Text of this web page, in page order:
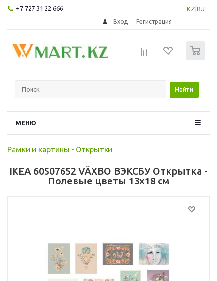
+7 727 31 22 666 KZ RU
Вход Регистрация
Найти
МЕНЮ
Рамки и картины - Открытки
IKEA 60507652 VÄXBO ВЭКСБУ Открытка -
Полевые цветы 13x18 см